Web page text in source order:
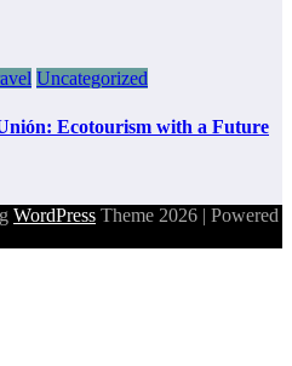
Uncategorized
Ecotourism with a Future
WordPress Theme 2026 | Powered